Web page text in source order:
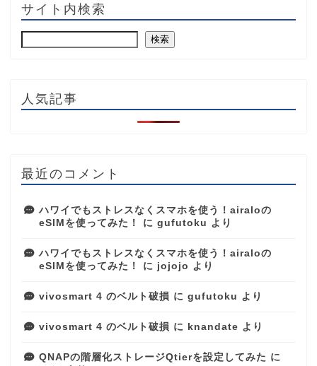
サイト内検索
検索
人気記事
最近のコメント
ハワイでもストレスなくスマホを使う！airaloの
eSIMを使ってみた！
に gufutoku より
ハワイでもストレスなくスマホを使う！airaloの
eSIMを使ってみた！
に jojojo より
vivosmart 4 のベルト破損 に gufutoku より
vivosmart 4 のベルト破損 に knandate より
QNAPの階層化ストレージQtierを設定してみた に